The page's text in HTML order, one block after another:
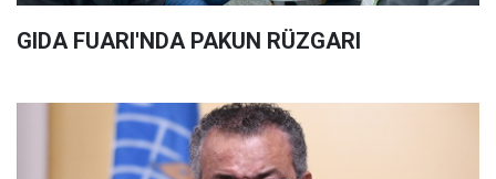
GIDA FUARI'NDA PAKUN RÜZGARI